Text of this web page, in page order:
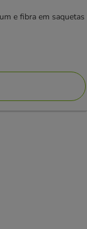
e fibra em saquetas